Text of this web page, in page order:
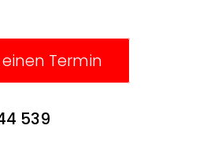
Termin
539